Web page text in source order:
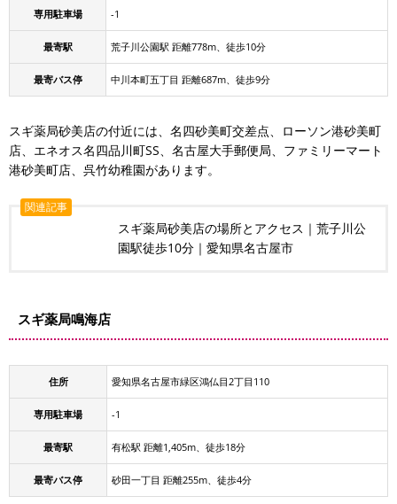
専用駐車場 -1
最寄駅 荒子川公園駅 距離778m、徒歩10分
最寄バス停 中川本町五丁目 距離687m、徒歩9分
スギ薬局砂美店の付近には、名四砂美町交差点、ローソン港砂美町
店、エネオス名四品川町SS、名古屋大手郵便局、ファミリーマート
港砂美町店、呉竹幼稚園があります。
関連記事
スギ薬局砂美店の場所とアクセス｜荒子川公
園駅徒歩10分｜愛知県名古屋市
スギ薬局鳴海店
住所 愛知県名古屋市緑区鴻仏目2丁目110
専用駐車場 -1
最寄駅 有松駅 距離1,405m、徒歩18分
最寄バス停 砂田一丁目 距離255m、徒歩4分